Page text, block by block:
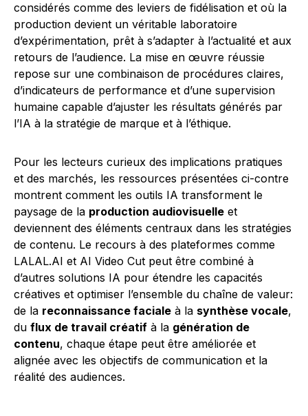
considérés comme des leviers de fidélisation et où la
production devient un véritable laboratoire
d’expérimentation, prêt à s’adapter à l’actualité et aux
retours de l’audience. La mise en œuvre réussie
repose sur une combinaison de procédures claires,
d’indicateurs de performance et d’une supervision
humaine capable d’ajuster les résultats générés par
l’IA à la stratégie de marque et à l’éthique.
Pour les lecteurs curieux des implications pratiques
et des marchés, les ressources présentées ci-contre
montrent comment les outils IA transforment le
paysage de la production audiovisuelle et
deviennent des éléments centraux dans les stratégies
de contenu. Le recours à des plateformes comme
LALAL.AI et AI Video Cut peut être combiné à
d’autres solutions IA pour étendre les capacités
créatives et optimiser l’ensemble du chaîne de valeur:
de la reconnaissance faciale à la synthèse vocale,
du flux de travail créatif à la génération de
contenu, chaque étape peut être améliorée et
alignée avec les objectifs de communication et la
réalité des audiences.